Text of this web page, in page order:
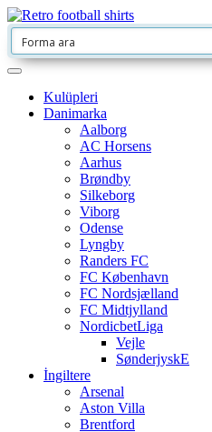
Kulüpleri
Danimarka
Aalborg
AC Horsens
Aarhus
Brøndby
Silkeborg
Viborg
Odense
Lyngby
Randers FC
FC København
FC Nordsjælland
FC Midtjylland
NordicbetLiga
Vejle
SønderjyskE
İngiltere
Arsenal
Aston Villa
Brentford